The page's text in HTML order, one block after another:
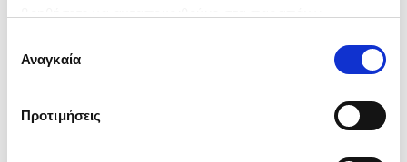
ενδιαφέρουν και να επιλέξετε από τα παρακάτω με την
΄΄και να ενημερωθείτε σχετικά με
συγκατάθεσης
Αναγκαία
Προτιμήσεις